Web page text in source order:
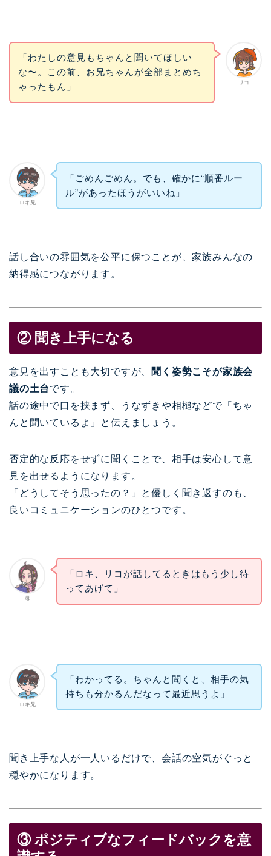
リコ
「わたしの意見もちゃんと聞いてほしい
な〜。この前、お兄ちゃんが全部まとめち
ゃったもん」
ロキ兄
「ごめんごめん。でも、確かに“順番ルー
ル”があったほうがいいね」
話し合いの雰囲気を公平に保つことが、家族みんなの
納得感につながります。
② 聞き上手になる
意見を出すことも大切ですが、
聞く姿勢こそが家族会
議の土台です。
話の途中で口を挟まず、うなずきや相槌などで「ちゃ
んと聞いているよ」と伝えましょう。
否定的な反応をせずに聞くことで、相手は安心して意
見を出せるようになります。
「どうしてそう思ったの？」と優しく聞き返すのも、
良いコミュニケーションのひとつです。
母
「ロキ、リコが話してるときはもう少し待
ってあげて」
ロキ兄
「わかってる。ちゃんと聞くと、相手の気
持ちも分かるんだなって最近思うよ」
聞き上手な人が一人いるだけで、会話の空気がぐっと
穏やかになります。
③ ポジティブなフィードバックを意